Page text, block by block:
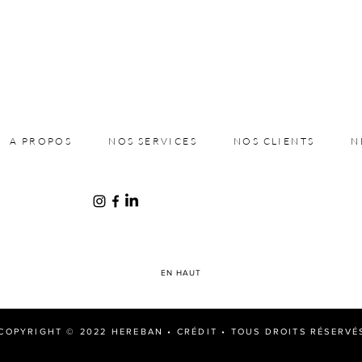
A PROPOS NOS SERVICES NOS CLIENTS
EN HAUT
© 2022 HEREBAN • CRÉDIT• TOUS DROITS